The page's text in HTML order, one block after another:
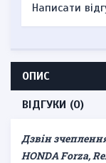
Написати
ОПИС
ВІДГУКИ (0)
Дзвін
HONDA Forza,